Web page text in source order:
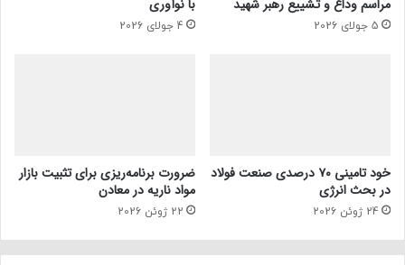
مراسم وداع و تشییع رهبر شهید
5 جولای 2026
با نوآوری
4 جولای 2026
خود تامینی ۷۰ درصدی صنعت فولاد
در بحث انرژی
24 ژوئن 2026
ضرورت برنامه‌ریزی برای تثبیت بازار
مواد ناریه در معادن
22 ژوئن 2026